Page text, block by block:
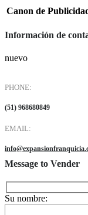
Canon de
Información de
nuevo
PHONE:
(51) 968680849
EMAIL:
Message to Vender
Su nombre: